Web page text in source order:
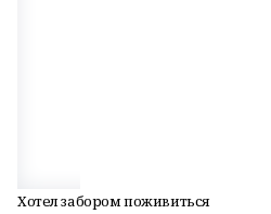
Хотел забором поживиться